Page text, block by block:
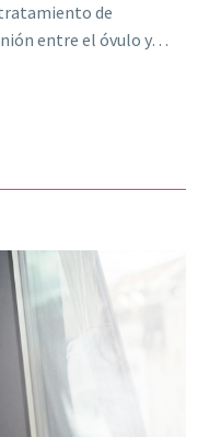
tratamiento de
entre el óvulo y…